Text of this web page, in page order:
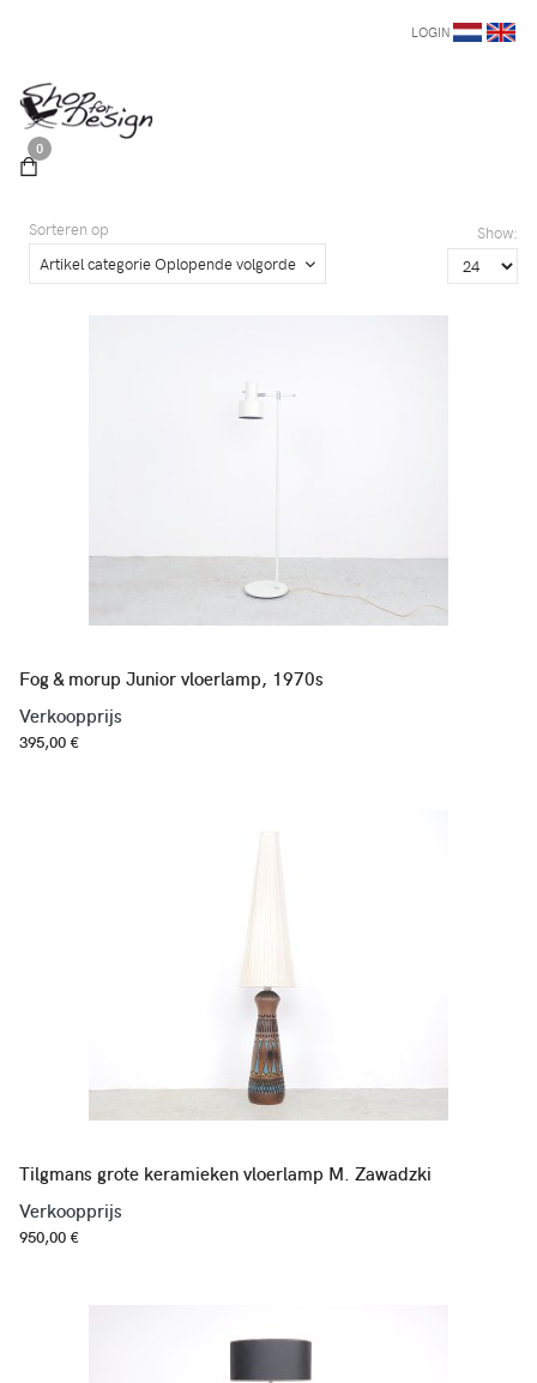
LOGIN
0
Sorteren op
Artikel categorie Oplopende volgorde
Show:
Fog & morup Junior vloerlamp, 1970s
Verkoopprijs
395,00 €
Tilgmans grote keramieken vloerlamp M. Zawadzki
Verkoopprijs
950,00 €